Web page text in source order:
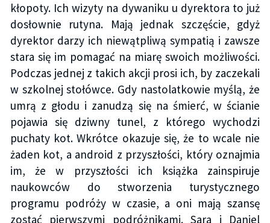
kłopoty. Ich wizyty na dywaniku u dyrektora to już
dosłownie rutyna. Mają jednak szczęście, gdyż
dyrektor darzy ich niewątpliwą sympatią i zawsze
stara się im pomagać na miarę swoich możliwości.
Podczas jednej z takich akcji prosi ich, by zaczekali
w szkolnej stołówce. Gdy nastolatkowie myślą, że
umrą z głodu i zanudzą się na śmierć, w ścianie
pojawia się dziwny tunel, z którego wychodzi
puchaty kot. Wkrótce okazuje się, że to wcale nie
żaden kot, a android z przyszłości, który oznajmia
im, że w przyszłości ich książka zainspiruje
naukowców do stworzenia turystycznego
programu podróży w czasie, a oni mają szansę
zostać pierwszymi podróżnikami. Sara i Daniel